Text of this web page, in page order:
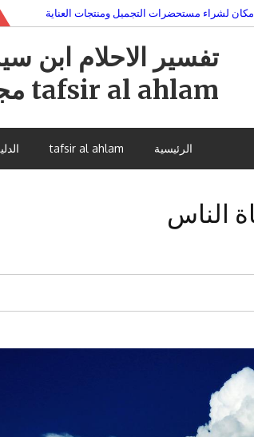
مكان لشراء مستحضرات التجميل ومنتجات العناية
شاب يبحث عن جذوره في أحضان الدراما التركية
تفسير الاحلام ابن
tafsir al ahlam مجانا
الرئيسية tafsir al ahlam
الناس